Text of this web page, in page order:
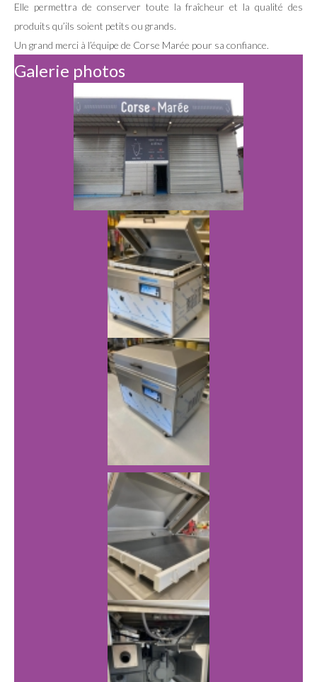
Elle permettra de conserver toute la fraîcheur et la qualité des
produits qu’ils soient petits ou grands.
Un grand merci à l’équipe de Corse Marée pour sa confiance.
Galerie photos